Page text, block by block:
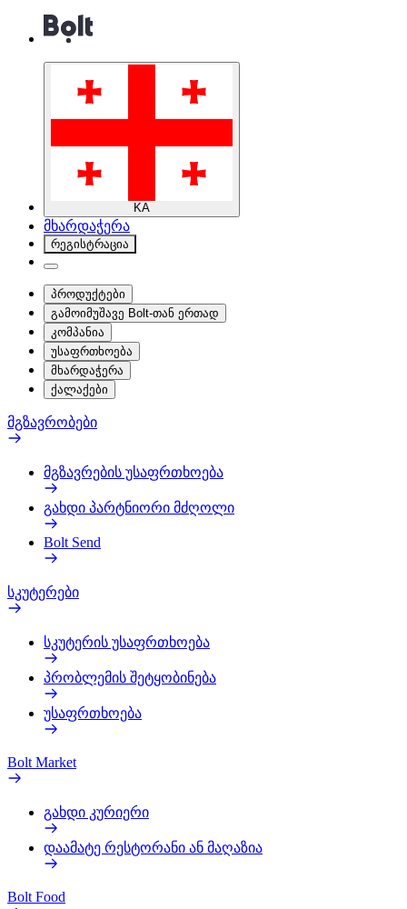
KA
მხარდაჭერა
რეგისტრაცია
პროდუქტები
გამოიმუშავე Bolt-თან ერთად
კომპანია
უსაფრთხოება
მხარდაჭერა
ქალაქები
მგზავრობები
მგზავრების უსაფრთხოება
გახდი პარტნიორი მძღოლი
Bolt Send
სკუტერები
სკუტერის უსაფრთხოება
პრობლემის შეტყობინება
უსაფრთხოება
Bolt Market
გახდი კურიერი
დაამატე რესტორანი ან მაღაზია
Bolt Food